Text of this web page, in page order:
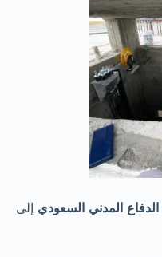
الدفاع المدني السعودي إلى